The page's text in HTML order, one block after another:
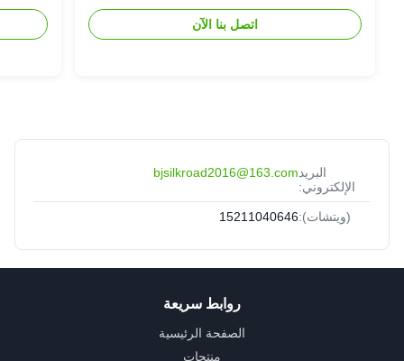
اتصل بنا الآن
البريد
الإلكتروني:
bjsilkroad2016@163.com
(ويتشات):15211040646
روابط سريعة
الصفحة الرئيسية
منتجات